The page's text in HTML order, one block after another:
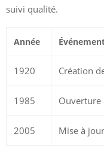
suivi qualité.
Année
1920 Création
1985 Ouverture
2005 Mise à